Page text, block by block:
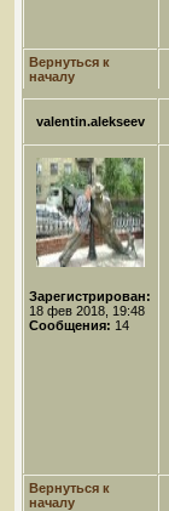
Вернуться к
началу
valentin.alekseev
Зарегистрирован:
18 фев 2018, 19:48
Сообщения: 14
Вернуться к
началу